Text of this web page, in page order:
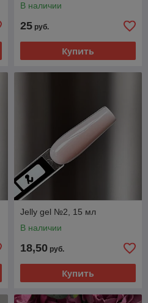
В наличии
25 руб.
Купить
Jelly gel №2, 15 мл
В наличии
18,50 руб.
Купить